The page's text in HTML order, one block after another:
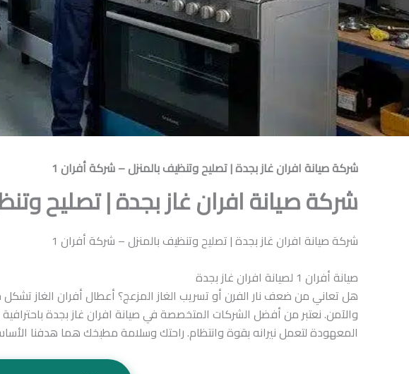
شركة صيانة افران غاز بجدة | تصليح وتنظيف بالمنزل – شركة أفران 1
شركة صيانة افران غاز بجدة | تصليح
شركة صيانة افران غاز بجدة | تصليح وتنظيف بالمنزل – شركة أفران 1
صيانة أفران 1 لصيانة افران غاز بجدة
والآمن. نعتبر من أفضل الشركات المتخصصة في صيانة افران غاز بجدة
المعهودة لتعمل نيرانه بقوة وانتظام. راحتك وسلامة مطبخك هما هدفنا